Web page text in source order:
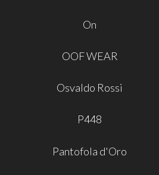
On
OOF WEAR
Osvaldo Rossi
P448
Pantofola d'Oro